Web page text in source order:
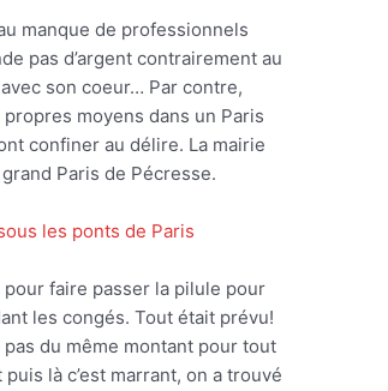
manque de professionnels
pas d’argent contrairement au
son coeur… Par contre,
moyens dans un Paris
confiner au délire. La mairie
Paris de Pécresse.
les ponts de Paris
faire passer la pilule pour
les congés. Tout était prévu!
du même montant pour tout
là c’est marrant, on a trouvé